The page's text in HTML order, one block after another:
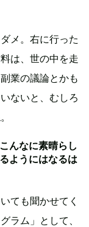
メ。右に行った
は、世の中を走
業の議論とかも
ないと、むしろ
んなに素晴らし
ようにはなるは
ても聞かせてく
ラム」として、